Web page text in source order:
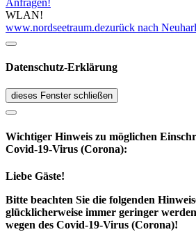
WLAN!
www.nordseetraum.dezurück nach
Datenschutz-Erklärung
dieses Fenster schließen
Wichtiger Hinweis zu möglichen
Covid-19-Virus (Corona):
Liebe Gäste!
Bitte beachten Sie die folgenden
glücklicherweise immer geringer
wegen des Covid-19-Virus (Corona)!